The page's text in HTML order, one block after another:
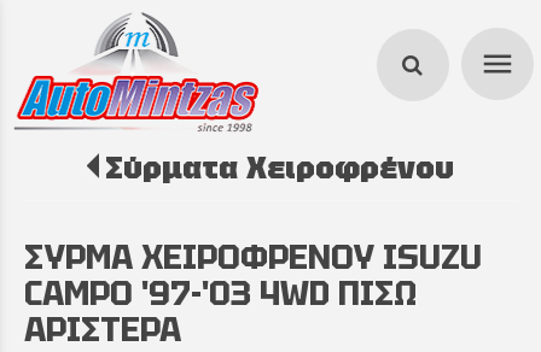
menu
search
Σύρματα Χειροφρένου
ΣΥΡΜΑ ΧΕΙΡΟΦΡΕΝΟΥ ISUZU
CAMPO '97-'03 4WD ΠΙΣΩ
ΑΡΙΣΤΕΡΑ